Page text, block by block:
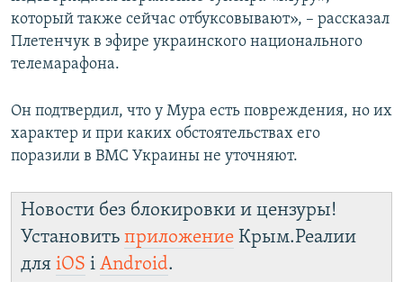
который также сейчас отбуксовывают», – рассказал
Плетенчук в эфире украинского национального
телемарафона.
Он подтвердил, что у Мура есть повреждения, но их
характер и при каких обстоятельствах его
поразили в ВМС Украины не уточняют.
Новости без блокировки и цензуры!
Установить приложение Крым.Реалии
для iOS і Android.